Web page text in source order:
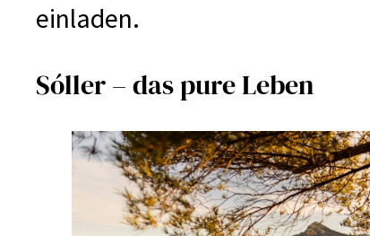
einladen.
Sóller – das pure Leben